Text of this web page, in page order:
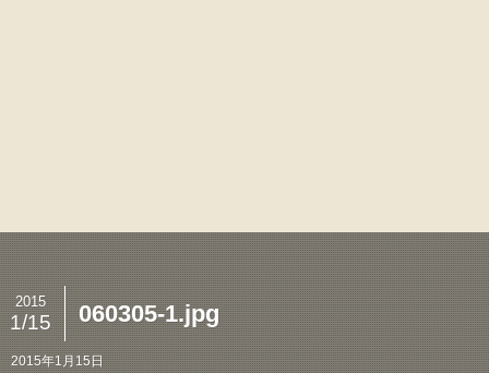
060305-1.jpg
2015
1/15
2015年1月15日